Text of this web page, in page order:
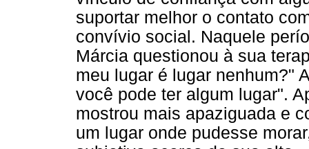
suportar melhor o contato
convívio social. Naquele
Márcia questionou à sua
meu lugar é lugar nenhum?"
você pode ter algum lugar".
mostrou mais apaziguada e
um lugar onde pudesse